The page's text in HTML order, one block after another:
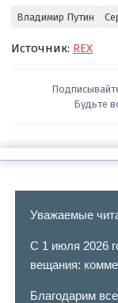
Владимир Путин
Источник: REX
Будьте
Уважаемые
С 1 июля 2026
вещания:
Благодарим